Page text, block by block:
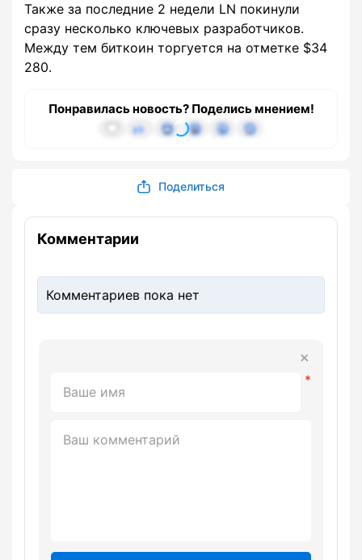
Также за последние 2 недели LN покинули
сразу несколько ключевых разработчиков.
Между тем биткоин торгуется на отметке $34
280.
Понравилась новость? Поделись мнением!
Поделиться
Комментарии
Комментариев пока нет